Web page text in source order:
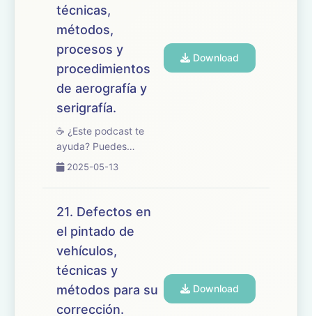
Vehículos, dedicado a
la valoración ...
técnicas,
métodos,
procesos y
procedimientos
de aerografía y
serigrafía.
☕ ¿Este podcast te
ayuda? Puedes
apoyarlo en
🎧 En este episodio
abordamos el tema 22
oposiciones de
Mantenimiento de
Vehículos, centrado en
la personaliz...
2025-05-13
Download
21. Defectos en
el pintado de
vehículos,
técnicas y
métodos para su
corrección.
Download